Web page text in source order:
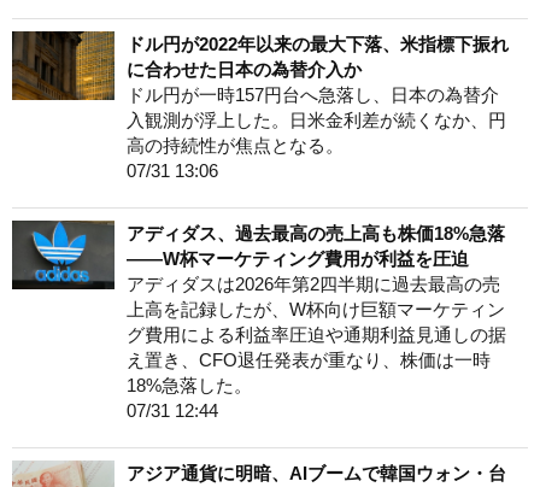
ドル円が2022年以来の最大下落、米指標下振れ
に合わせた日本の為替介入か
ドル円が一時157円台へ急落し、日本の為替介
入観測が浮上した。日米金利差が続くなか、円
高の持続性が焦点となる。
07/31 13:06
アディダス、過去最高の売上高も株価18%急落
——W杯マーケティング費用が利益を圧迫
アディダスは2026年第2四半期に過去最高の売
上高を記録したが、W杯向け巨額マーケティン
グ費用による利益率圧迫や通期利益見通しの据
え置き、CFO退任発表が重なり、株価は一時
18%急落した。
07/31 12:44
アジア通貨に明暗、AIブームで韓国ウォン・台